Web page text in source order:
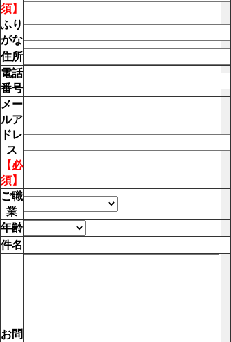
須】
ふり
がな
住所
電話
番号
メー
ルア
ドレ
ス
【必
須】
ご職
業
年齢
件名
お問